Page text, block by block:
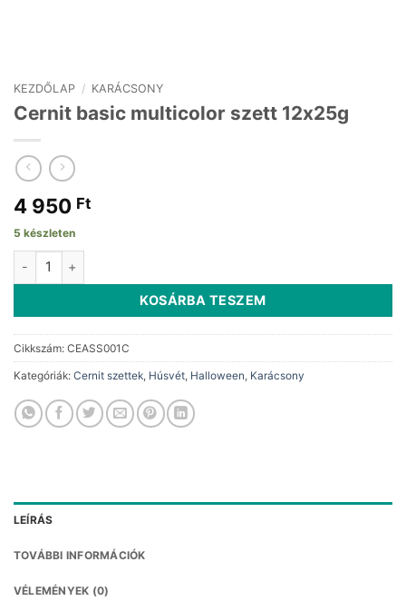
KEZDŐLAP / KARÁCSONY
Cernit basic multicolor szett 12x25g
4 950 Ft
5 készleten
Cernit basic multicolor szett 12x25g mennyiség
KOSÁRBA TESZEM
Cikkszám: CEASS001C
Kategóriák: Cernit szettek, Húsvét, Halloween, Karácsony
LEÍRÁS
TOVÁBBI INFORMÁCIÓK
VÉLEMÉNYEK (0)